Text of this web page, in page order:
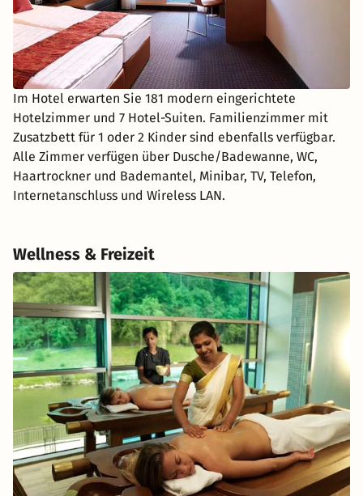
Im Hotel erwarten Sie 181 modern eingerichtete
Hotelzimmer und 7 Hotel-Suiten. Familienzimmer mit
Zusatzbett für 1 oder 2 Kinder sind ebenfalls verfügbar.
Alle Zimmer verfügen über Dusche/Badewanne, WC,
Haartrockner und Bademantel, Minibar, TV, Telefon,
Internetanschluss und Wireless LAN.
Wellness & Freizeit